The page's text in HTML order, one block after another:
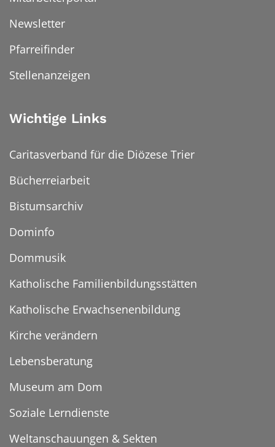
Newsletter
Pfarreifinder
Stellenanzeigen
Wichtige Links
Caritasverband für die Diözese Trier
Bücherreiarbeit
Bistumsarchiv
Dominfo
Dommusik
Katholische Familienbildungsstätten
Katholische Erwachsenenbildung
Kirche verändern
Lebensberatung
Museum am Dom
Soziale Lerndienste
Weltanschauungen & Sekten